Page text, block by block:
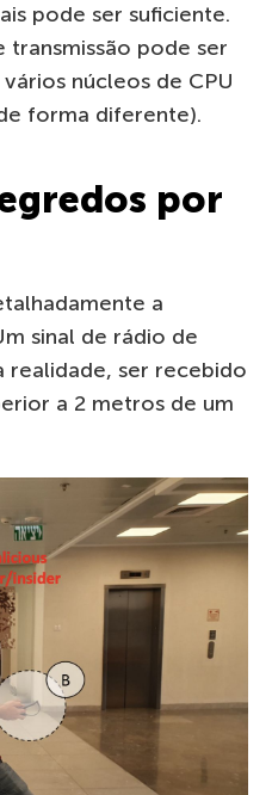
pode ser suficiente.
transmissão pode ser
núcleos de CPU
forma diferente).
por
a
sinal de rádio de
realidade, ser recebido
a 2 metros de um